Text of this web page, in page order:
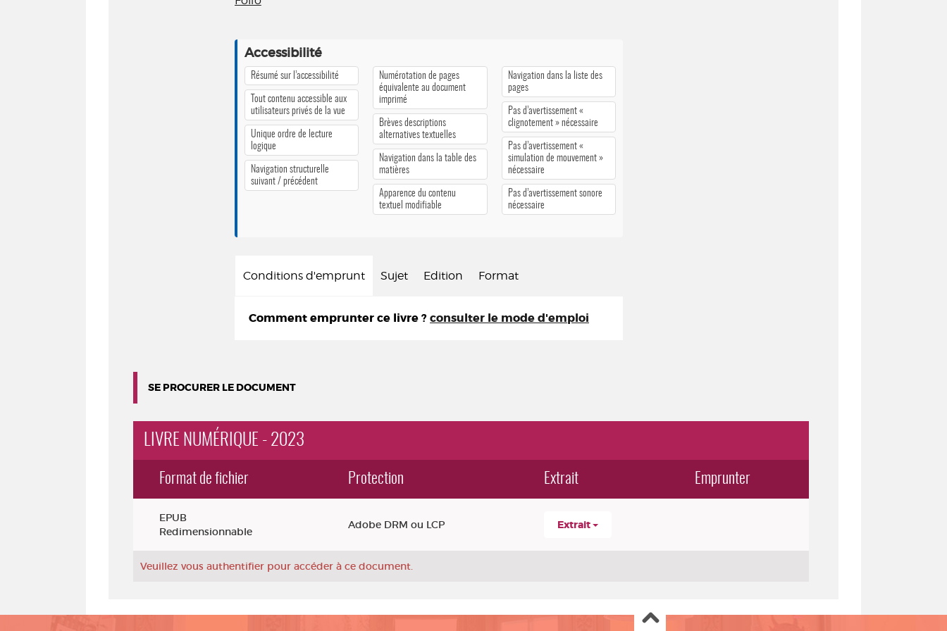
Accessibilité
Résumé sur l’accessibilité
Tout contenu accessible aux
utilisateurs privés de la vue
Unique ordre de lecture
logique
Navigation structurelle
suivant / précédent
Numérotation de pages
équivalente au document
imprimé
Brèves descriptions
alternatives textuelles
Navigation dans la table des
matières
Apparence du contenu
textuel modifiable
Navigation dans la liste des
pages
Pas d’avertissement «
clignotement » nécessaire
Pas d’avertissement «
simulation de mouvement »
nécessaire
Pas d’avertissement sonore
nécessaire
Conditions d'emprunt Sujet Edition Format
Comment emprunter ce livre ? consulter le mode d'emploi
SE PROCURER LE DOCUMENT
LIVRE NUMÉRIQUE - 2023
Format de fichier Protection Extrait Emprunter
EPUB
Redimensionnable
Adobe DRM ou LCP Extrait
Veuillez vous authentifier pour accéder à ce document.